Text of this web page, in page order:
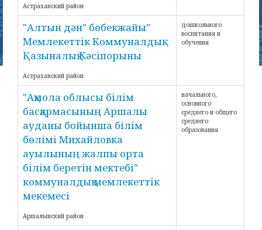
Астраханский район
"Алтын дән" бөбекжайы"
Мемлекеттік Коммуналдық
Қазыналық Кәсіпорыны
Астраханский район
дошкольного
воспитания и
обучения
"Ақмола облысы білім
басқармасының Аршалы
ауданы бойынша білім
бөлімі Михайловка
ауылының жалпы орта
білім беретін мектебі"
коммуналдық мемлекеттік
мекемесі
Аршалынский район
начального,
основного
среднего и общего
среднего
образования